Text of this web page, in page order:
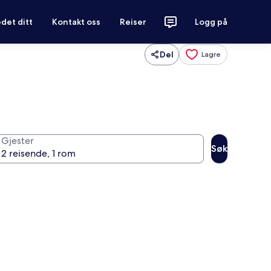
ditt Kontakt oss Reiser Logg på
Del Lagre
Gjester
Søk